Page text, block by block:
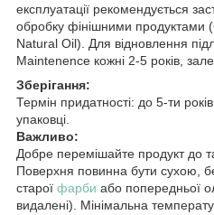
експлуатації рекомендується
обробку фінішними продуктами
Natural Oil). Для відновлення
Maintenence кожні 2-5 років,
Зберігання:
Термін придатності: до 5-ти років
упаковці.
Важливо:
Добре перемішайте продукт до
Поверхня повинна бути сухою,
старої фарби або попередньої
видалені). Мінімальна